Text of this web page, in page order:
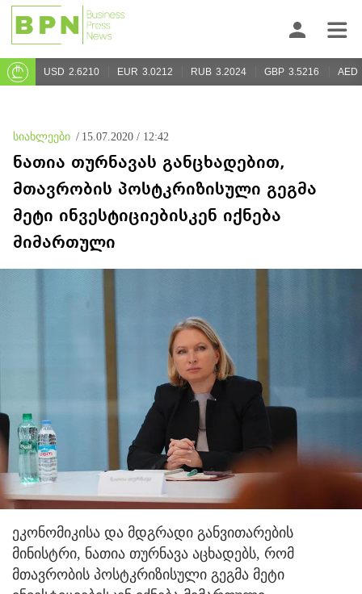
USD 2.6210 EUR 3.0212 RUB 3.2024 GBP 3.5216 AED
სიახლეები / 15.07.2020 / 12:42
ნათია თურნავას განცხადებით,
მთავრობის პოსტკრიზისული გეგმა
მეტი ინვესტიციებისკენ იქნება
მიმართული
ეკონომიკისა და მდგრადი განვითარების
მინისტრი, ნათია თურნავა აცხადებს, რომ
მთავრობის პოსტკრიზისული გეგმა მეტი